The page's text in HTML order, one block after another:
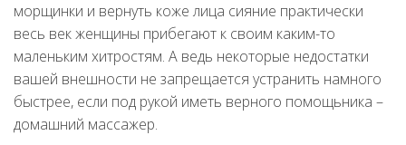
морщинки и вернуть коже лица сияние практически
весь век женщины прибегают к своим каким-то
маленьким хитростям. А ведь некоторые недостатки
вашей внешности не запрещается устранить намного
быстрее, если под рукой иметь верного помощьника –
домашний массажер.